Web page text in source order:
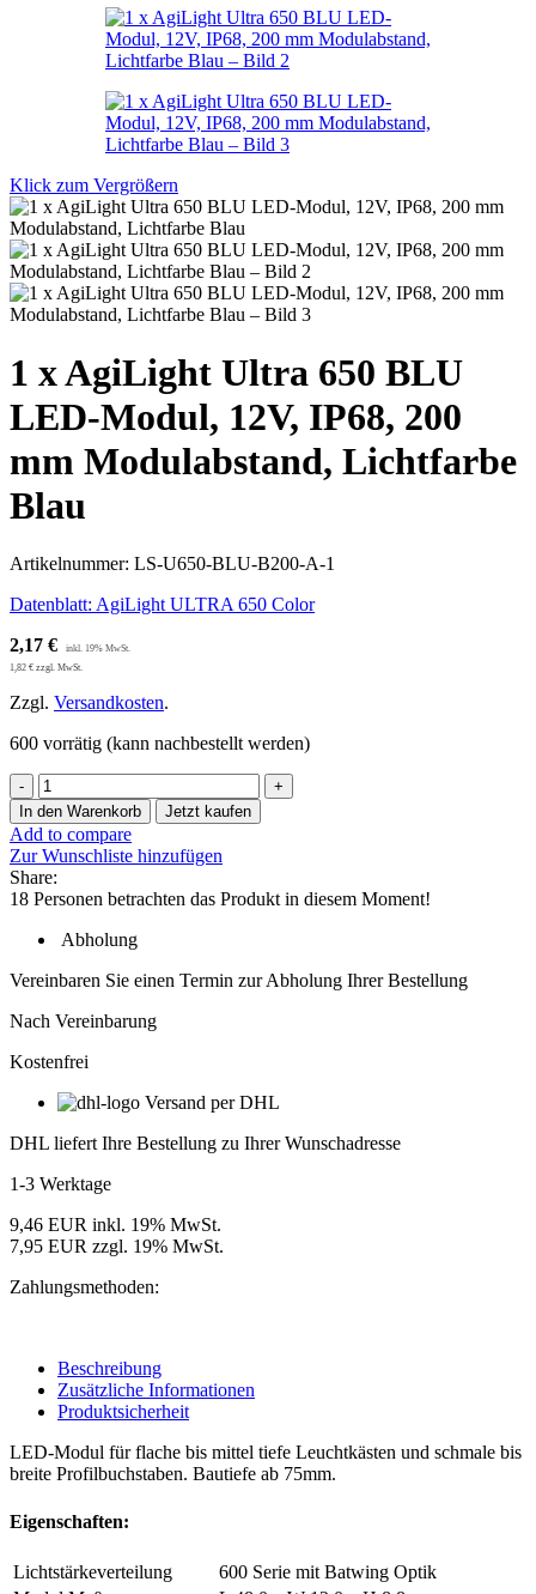
Klick zum Vergrößern
1 x AgiLight Ultra 650 BLU
LED-Modul, 12V, IP68, 200
mm Modulabstand, Lichtfarbe
Blau
Artikelnummer: LS-U650-BLU-B200-A-1
Datenblatt: AgiLight ULTRA 650 Color
2,17 €
1,82 € zzgl. MwSt.
Zzgl. Versandkosten.
600 vorrätig (kann nachbestellt werden)
1
x
AgiLight
Ultra
650
BLU
Modul,
IP68,
mm
Lichtfarbe
Menge
In den Warenkorb Jetzt kaufen
Add to compare
Zur Wunschliste hinzufügen
Share:
18 Personen betrachten das Produkt in diesem Moment!
Abholung
Vereinbaren Sie einen Termin zur Abholung Ihrer Bestellung
Nach Vereinbarung
Kostenfrei
Versand per DHL
DHL liefert Ihre Bestellung zu Ihrer Wunschadresse
1-3 Werktage
9,46 EUR inkl. 19% MwSt.
7,95 EUR zzgl. 19% MwSt.
Zahlungsmethoden:
Beschreibung
Zusätzliche Informationen
Produktsicherheit
LED-Modul für flache bis mittel tiefe Leuchtkästen und schmale bis
breite Profilbuchstaben. Bautiefe ab 75mm.
Eigenschaften:
Lichtstärkeverteilung
600 Serie mit Batwing Optik